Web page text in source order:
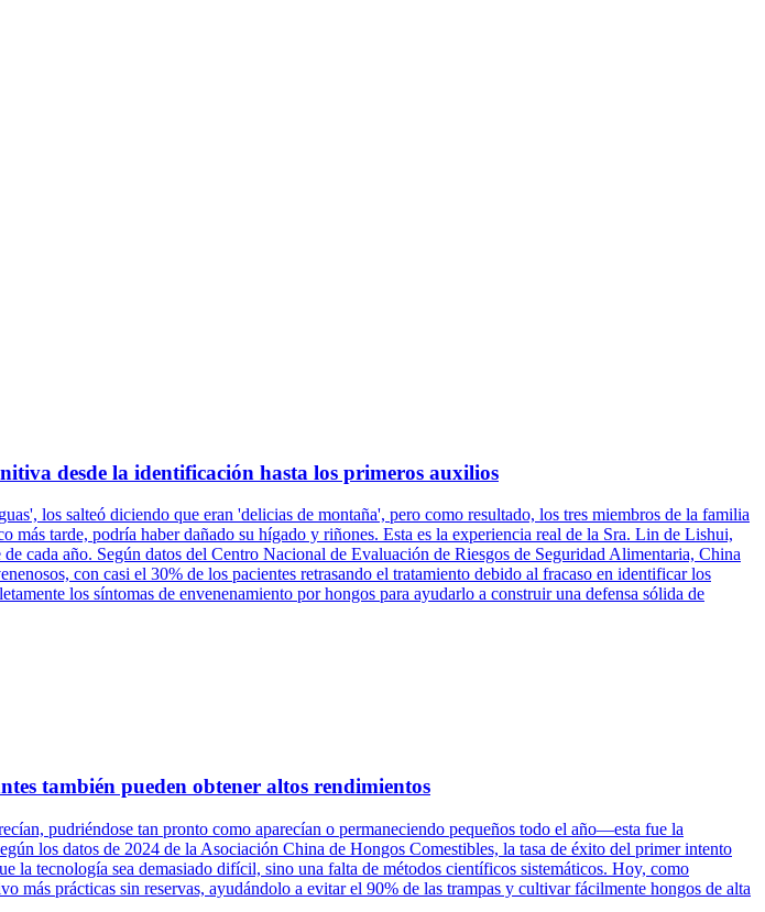
desde la identificación hasta los primeros auxilios
los salteó diciendo que eran 'delicias de montaña', pero como resultado, los tres miembros de la familia
tarde, podría haber dañado su hígado y riñones. Esta es la experiencia real de la Sra. Lin de Lishui,
cada año. Según datos del Centro Nacional de Evaluación de Riesgos de Seguridad Alimentaria, China
con casi el 30% de los pacientes retrasando el tratamiento debido al fracaso en identificar los
los síntomas de envenenamiento por hongos para ayudarlo a construir una defensa sólida de
también pueden obtener altos rendimientos
pudriéndose tan pronto como aparecían o permaneciendo pequeños todo el año—esta fue la
los datos de 2024 de la Asociación China de Hongos Comestibles, la tasa de éxito del primer intento
la tecnología sea demasiado difícil, sino una falta de métodos científicos sistemáticos. Hoy, como
prácticas sin reservas, ayudándolo a evitar el 90% de las trampas y cultivar fácilmente hongos de alta